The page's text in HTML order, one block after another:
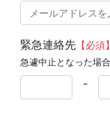
緊急連絡先【必須】
急遽中止となった場
-